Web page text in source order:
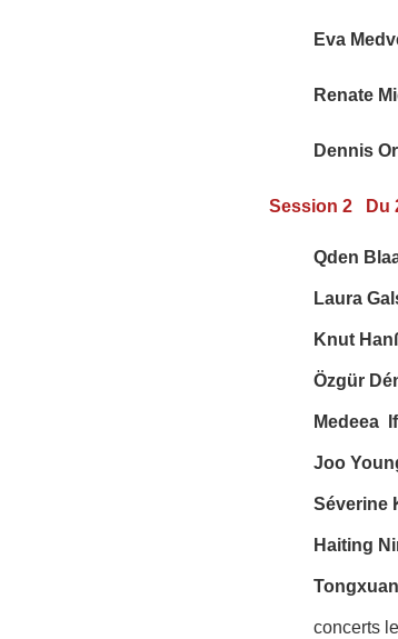
Eva
Renate
Dennis
Session 2 Du
Qden
Laura
Knut
Özgür
Medeea
Joo
Séverine
Haiting
concerts